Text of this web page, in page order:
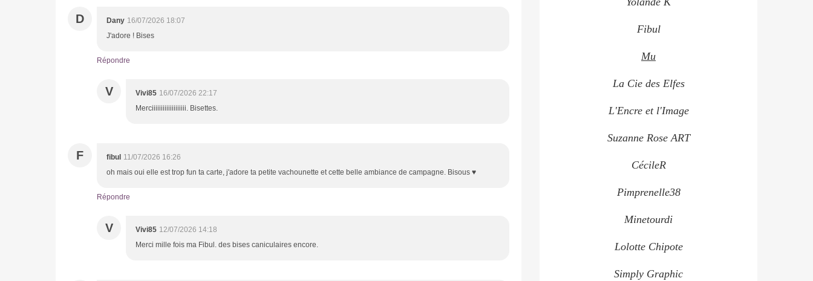
D Dany 16/07/2026 18:07
J'adore ! Bises
Répondre
V Vivi85 16/07/2026 22:17
Merciiiiiiiiiiiiiiiiiii. Bisettes.
F fibul 11/07/2026 16:26
oh mais oui elle est trop fun ta carte, j'adore ta petite vachounette et cette belle ambiance de campagne. Bisous ♥
Répondre
V Vivi85 12/07/2026 14:18
Merci mille fois ma Fibul. des bises caniculaires encore.
Fibul
Mu
La Cie des Elfes
L'Encre et l'Image
Suzanne Rose ART
CécileR
Pimprenelle38
Minetourdi
Lolotte Chipote
Simply Graphic